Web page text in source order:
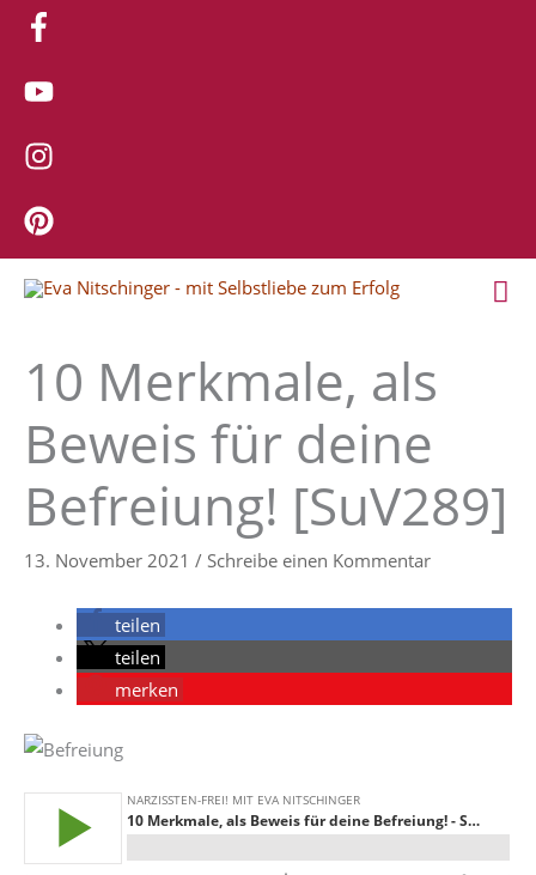
Zum
Inhalt
springen
10 Merkmale, als
Beweis für deine
Befreiung! [SuV289]
13. November 2021 / Schreibe einen Kommentar
teilen
teilen
merken